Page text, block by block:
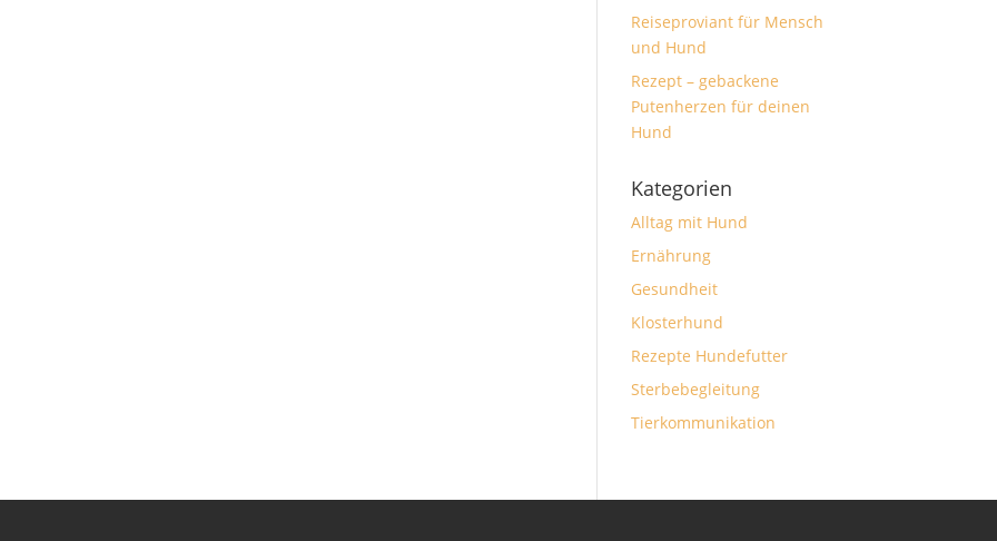
Reiseproviant für Mensch
und Hund
Rezept – gebackene
Putenherzen für deinen
Hund
Kategorien
Alltag mit Hund
Ernährung
Gesundheit
Klosterhund
Rezepte Hundefutter
Sterbebegleitung
Tierkommunikation